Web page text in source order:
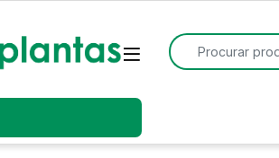
Open
Procurar: